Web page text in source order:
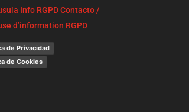
Info RGPD Contacto /
d’information RGPD
de Privacidad
de Cookies